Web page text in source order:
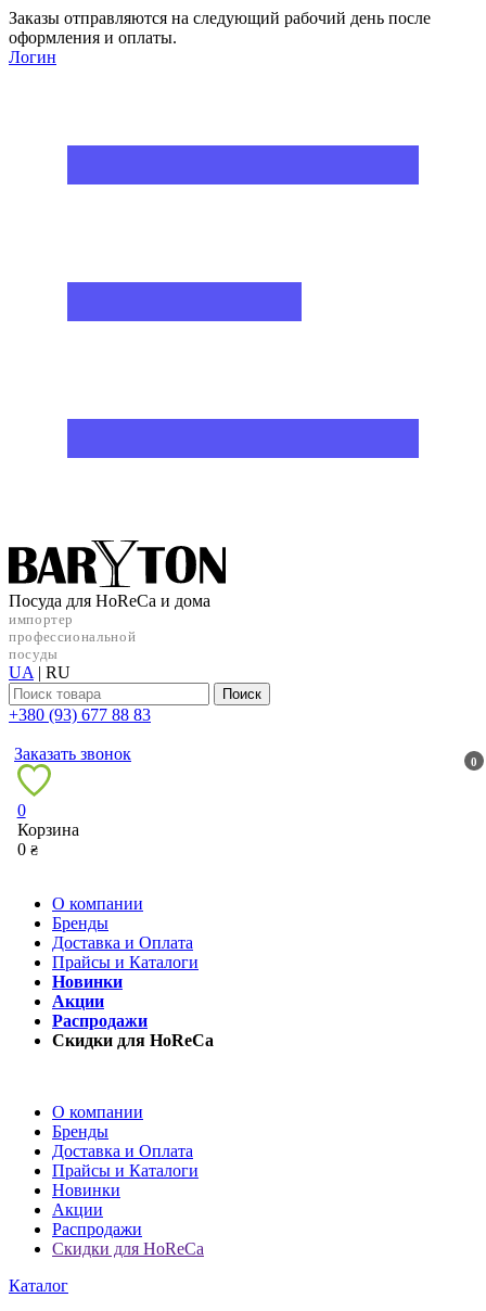
Заказы отправляются на следующий рабочий день после
оформления и оплаты.
Логин
Посуда для HoReCa и дома
импортер
профессиональной
посуды
UA | RU
Поиск
+38‎0 (93) 677 88 83
Заказать звонок 0
0
Корзина
0 ₴
О компании
Бренды
Доставка и Оплата
Прайсы и Каталоги
Новинки
Акции
Распродажи
Скидки для HoReCa
О компании
Бренды
Доставка и Оплата
Прайсы и Каталоги
Новинки
Акции
Распродажи
Скидки для HoReCa
Каталог